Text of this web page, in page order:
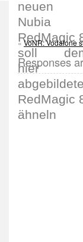
«VoNR: Vodafone
Responses